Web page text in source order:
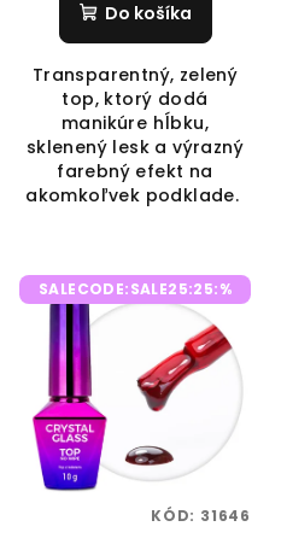
Do košíka
Transparentný, zelený
top, ktorý dodá
manikúre hĺbku,
sklenený lesk a výrazný
farebný efekt na
akomkoľvek podklade.
SALECODE:SALE25:25:%
KÓD: 31646